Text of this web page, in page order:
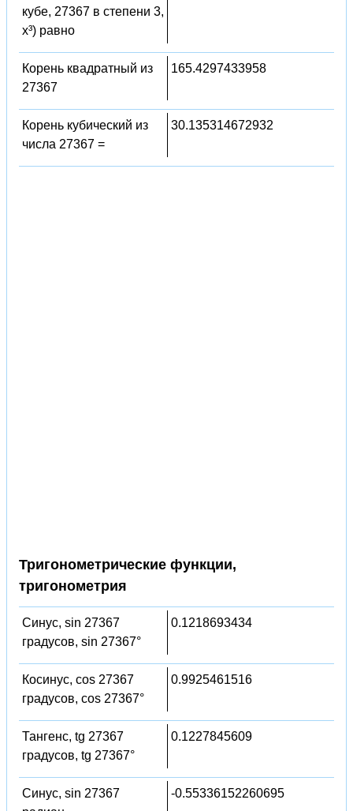
кубе, 27367 в степени 3,
x³) равно
Корень квадратный из
27367
165.4297433958
Корень кубический из
числа 27367 =
30.135314672932
Тригонометрические функции,
тригонометрия
Синус, sin 27367
градусов, sin 27367°
0.1218693434
Косинус, cos 27367
градусов, cos 27367°
0.9925461516
Тангенс, tg 27367
градусов, tg 27367°
0.1227845609
Синус, sin 27367
-0.55336152260695